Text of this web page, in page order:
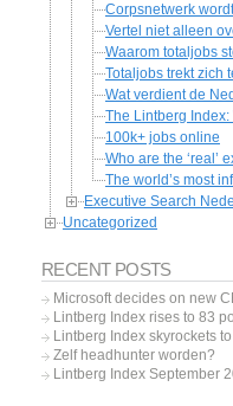
Corpsnetwerk
Vertel niet alleen
Waarom totaljobs
Totaljobs trekt zich
Wat verdient de
The Lintberg Index:
100k+ jobs online
Who are the ‘real’
The world’s most
Executive Search
Uncategorized
RECENT POSTS
Microsoft decides on new
Lintberg Index rises to 83
Lintberg Index skyrockets
Zelf headhunter worden?
Lintberg Index September